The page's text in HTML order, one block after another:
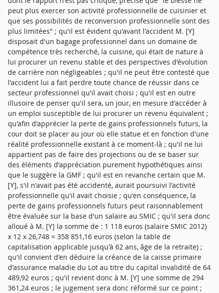
peut plus exercer son activité professionnelle de cuisinier et
que ses possibilités de reconversion professionnelle sont des
plus limitées" ; qu'il est évident qu'avant l'accident M. [Y]
disposait d'un bagage professionnel dans un domaine de
compétence très recherché, la cuisine, qui était de nature à
lui procurer un revenu stable et des perspectives d'évolution
de carrière non négligeables ; qu'il ne peut être contesté que
l'accident lui a fait perdre toute chance de réussir dans ce
secteur professionnel qu'il avait choisi ; qu'il est en outre
illusoire de penser qu'il sera, un jour, en mesure d'accéder à
un emploi susceptible de lui procurer un revenu équivalent ;
qu'afin d'apprécier la perte de gains professionnels futurs, la
cour doit se placer au jour où elle statue et en fonction d'une
réalité professionnelle existant à ce moment-là ; qu'il ne lui
appartient pas de faire des projections ou de se baser sur
des éléments d'appréciation purement hypothétiques ainsi
que le suggère la GMF ; qu'il est en revanche certain que M.
[Y], s'il n'avait pas été accidenté, aurait poursuivi l'activité
professionnelle qu'il avait choisie ; qu'en conséquence, la
perte de gains professionnels futurs peut raisonnablement
être évaluée sur la base d'un salaire au SMIC ; qu'il sera donc
alloué à M. [Y] la somme de : 1 118 euros (salaire SMIC 2012)
x 12 x 26,748 = 358 851,16 euros (selon la table de
capitalisation applicable jusqu'à 62 ans, âge de la retraite) ;
qu'il convient d'en déduire la créance de la caisse primaire
d'assurance maladie du Lot au titre du capital invalidité de 64
489,92 euros ; qu'il revient donc à M. [Y] une somme de 294
361,24 euros ; le jugement sera donc réformé sur ce point ;